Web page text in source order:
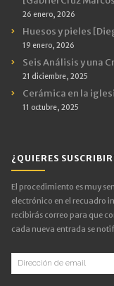
26 enero, 2026
Huesos y pieles
19 enero, 2026
Seis Análisis y una
21 diciembre, 2025
Cerámica en la
11 octubre, 2025
¿QUIERES
El procedimiento es muy
electrónico en el recuadro
recibirás correo para que
cada nueva entrada se
Dirección
de